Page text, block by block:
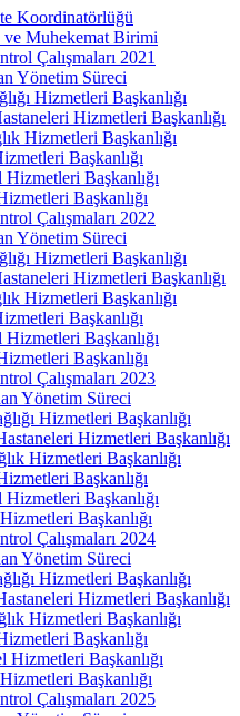
Koordinatörlüğü
Muhekemat Birimi
Çalışmaları 2021
Yönetim Süreci
Hizmetleri Başkanlığı
Hizmetleri Başkanlığı
Hizmetleri Başkanlığı
Başkanlığı
Hizmetleri Başkanlığı
Başkanlığı
Çalışmaları 2022
Yönetim Süreci
Hizmetleri Başkanlığı
Hizmetleri Başkanlığı
Hizmetleri Başkanlığı
Başkanlığı
Hizmetleri Başkanlığı
Başkanlığı
Çalışmaları 2023
Yönetim Süreci
Hizmetleri Başkanlığı
Hizmetleri Başkanlığı
Hizmetleri Başkanlığı
Başkanlığı
Hizmetleri Başkanlığı
Başkanlığı
Çalışmaları 2024
Yönetim Süreci
Hizmetleri Başkanlığı
Hizmetleri Başkanlığı
Hizmetleri Başkanlığı
Başkanlığı
Hizmetleri Başkanlığı
Başkanlığı
Çalışmaları 2025